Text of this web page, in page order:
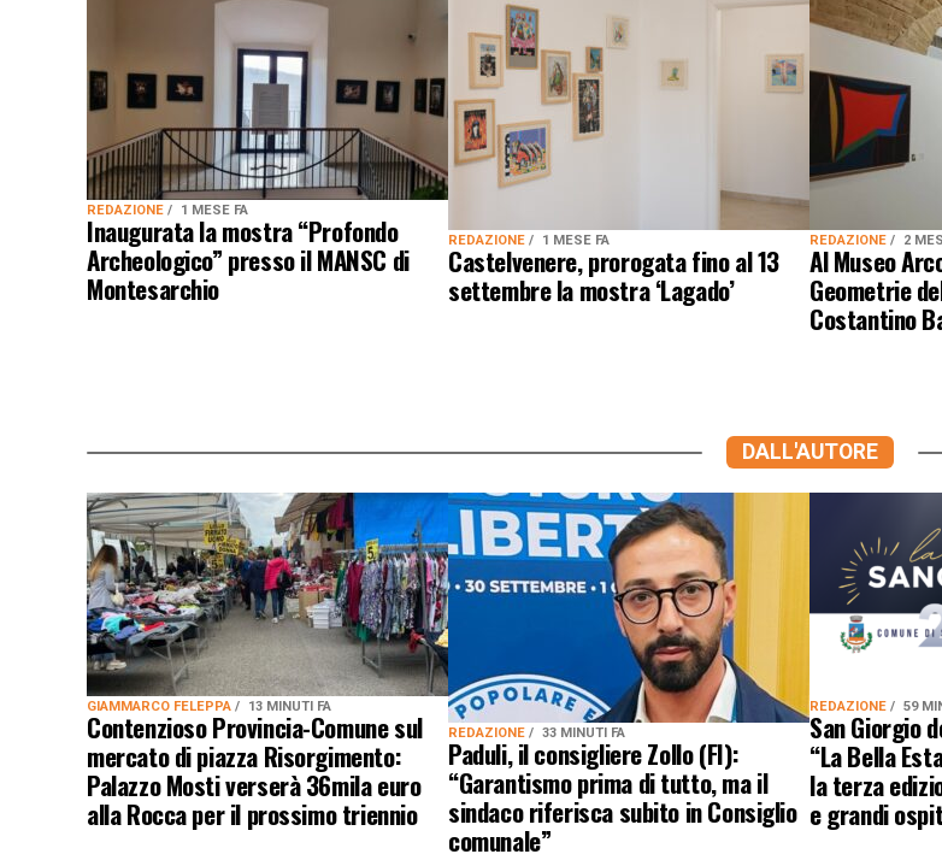
REDAZIONE 1 MESE FA
Inaugurata la mostra “Profondo
Archeologico” presso il MANSC di
Montesarchio
REDAZIONE 1 MESE FA
Castelvenere, prorogata fino al 13
settembre la mostra ‘Lagado’
REDAZIONE 2
Al Museo
Geometrie
Costantino
DALL'AUTORE
GIAMMARCO FELEPPA 13 MINUTI FA
Contenzioso Provincia-Comune sul
mercato di piazza Risorgimento:
Palazzo Mosti verserà 36mila euro
alla Rocca per il prossimo triennio
REDAZIONE 33 MINUTI FA
Paduli, il consigliere Zollo (FI):
“Garantismo prima di tutto, ma il
sindaco riferisca subito in Consiglio
comunale”
REDAZIONE 59
San Giorgio
“La Bella
la terza
e grandi